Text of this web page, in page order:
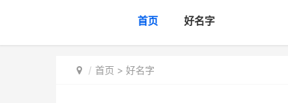
首页 好名字
首页 > 好名字